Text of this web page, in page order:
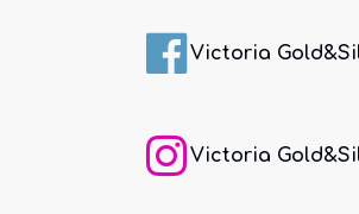
Victoria
Victoria